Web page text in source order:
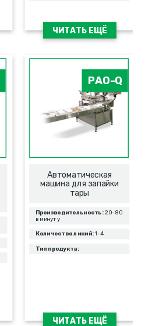
ЧИТАТЬ ЕЩЁ
PAO-Q
Автоматическая
машина для запайки
тары
Производительность:20-80
в минуту
Количество линий:1-4
Тип продукта:
ЧИТАТЬ ЕЩЁ